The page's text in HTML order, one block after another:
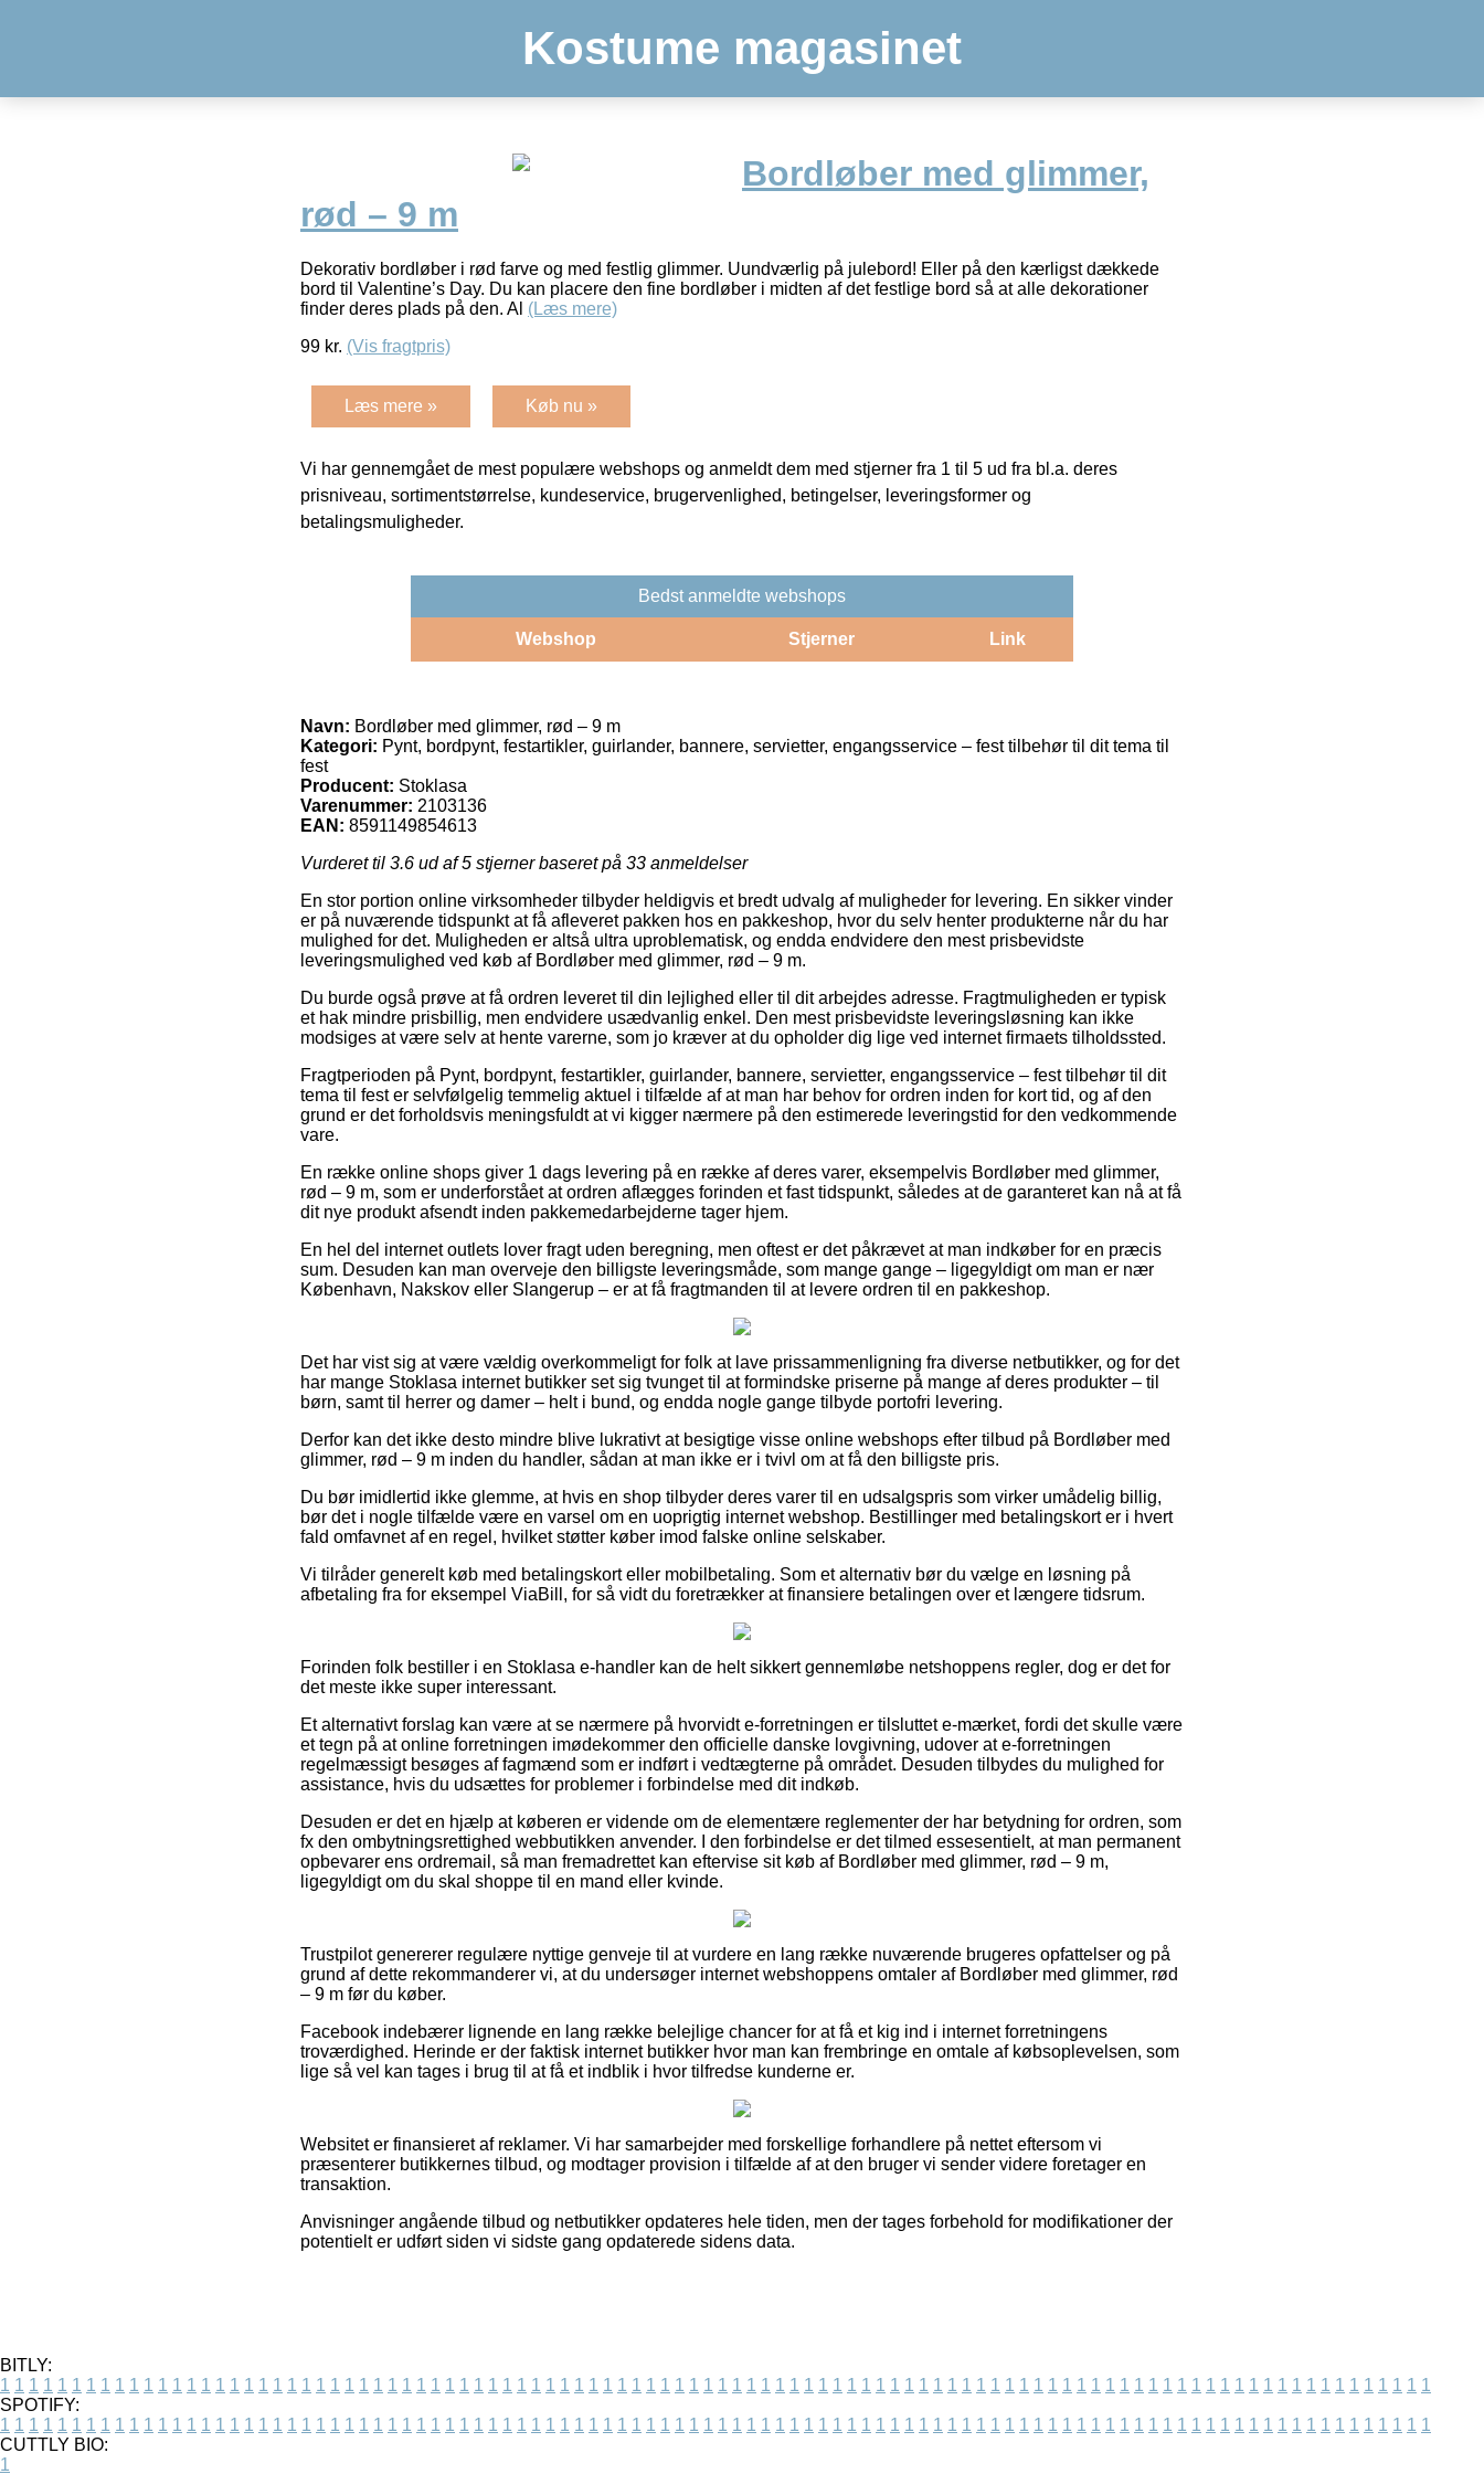
Kostume magasinet
Bordløber med glimmer,
rød – 9 m
Dekorativ bordløber i rød farve og med festlig glimmer. Uundværlig på julebord! Eller på den kærligst dækkede
bord til Valentine’s Day. Du kan placere den fine bordløber i midten af det festlige bord så at alle dekorationer
finder deres plads på den. Al (Læs mere)
99 kr. (Vis fragtpris)
Læs mere » Køb nu »
Vi har gennemgået de mest populære webshops og anmeldt dem med stjerner fra 1 til 5 ud fra bl.a. deres
prisniveau, sortimentstørrelse, kundeservice, brugervenlighed, betingelser, leveringsformer og
betalingsmuligheder.
Bedst anmeldte webshops
Webshop Stjerner Link
Navn: Bordløber med glimmer, rød – 9 m
Kategori: Pynt, bordpynt, festartikler, guirlander, bannere, servietter, engangsservice – fest tilbehør til dit tema til
fest
Producent: Stoklasa
Varenummer: 2103136
EAN: 8591149854613
Vurderet til 3.6 ud af 5 stjerner baseret på 33 anmeldelser
En stor portion online virksomheder tilbyder heldigvis et bredt udvalg af muligheder for levering. En sikker vinder
er på nuværende tidspunkt at få afleveret pakken hos en pakkeshop, hvor du selv henter produkterne når du har
mulighed for det. Muligheden er altså ultra uproblematisk, og endda endvidere den mest prisbevidste
leveringsmulighed ved køb af Bordløber med glimmer, rød – 9 m.
Du burde også prøve at få ordren leveret til din lejlighed eller til dit arbejdes adresse. Fragtmuligheden er typisk
et hak mindre prisbillig, men endvidere usædvanlig enkel. Den mest prisbevidste leveringsløsning kan ikke
modsiges at være selv at hente varerne, som jo kræver at du opholder dig lige ved internet firmaets tilholdssted.
Fragtperioden på Pynt, bordpynt, festartikler, guirlander, bannere, servietter, engangsservice – fest tilbehør til dit
tema til fest er selvfølgelig temmelig aktuel i tilfælde af at man har behov for ordren inden for kort tid, og af den
grund er det forholdsvis meningsfuldt at vi kigger nærmere på den estimerede leveringstid for den vedkommende
vare.
En række online shops giver 1 dags levering på en række af deres varer, eksempelvis Bordløber med glimmer,
rød – 9 m, som er underforstået at ordren aflægges forinden et fast tidspunkt, således at de garanteret kan nå at få
dit nye produkt afsendt inden pakkemedarbejderne tager hjem.
En hel del internet outlets lover fragt uden beregning, men oftest er det påkrævet at man indkøber for en præcis
sum. Desuden kan man overveje den billigste leveringsmåde, som mange gange – ligegyldigt om man er nær
København, Nakskov eller Slangerup – er at få fragtmanden til at levere ordren til en pakkeshop.
Det har vist sig at være vældig overkommeligt for folk at lave prissammenligning fra diverse netbutikker, og for det
har mange Stoklasa internet butikker set sig tvunget til at formindske priserne på mange af deres produkter – til
børn, samt til herrer og damer – helt i bund, og endda nogle gange tilbyde portofri levering.
Derfor kan det ikke desto mindre blive lukrativt at besigtige visse online webshops efter tilbud på Bordløber med
glimmer, rød – 9 m inden du handler, sådan at man ikke er i tvivl om at få den billigste pris.
Du bør imidlertid ikke glemme, at hvis en shop tilbyder deres varer til en udsalgspris som virker umådelig billig,
bør det i nogle tilfælde være en varsel om en uoprigtig internet webshop. Bestillinger med betalingskort er i hvert
fald omfavnet af en regel, hvilket støtter køber imod falske online selskaber.
Vi tilråder generelt køb med betalingskort eller mobilbetaling. Som et alternativ bør du vælge en løsning på
afbetaling fra for eksempel ViaBill, for så vidt du foretrækker at finansiere betalingen over et længere tidsrum.
Forinden folk bestiller i en Stoklasa e-handler kan de helt sikkert gennemløbe netshoppens regler, dog er det for
det meste ikke super interessant.
Et alternativt forslag kan være at se nærmere på hvorvidt e-forretningen er tilsluttet e-mærket, fordi det skulle være
et tegn på at online forretningen imødekommer den officielle danske lovgivning, udover at e-forretningen
regelmæssigt besøges af fagmænd som er indført i vedtægterne på området. Desuden tilbydes du mulighed for
assistance, hvis du udsættes for problemer i forbindelse med dit indkøb.
Desuden er det en hjælp at køberen er vidende om de elementære reglementer der har betydning for ordren, som
fx den ombytningsrettighed webbutikken anvender. I den forbindelse er det tilmed essesentielt, at man permanent
opbevarer ens ordremail, så man fremadrettet kan eftervise sit køb af Bordløber med glimmer, rød – 9 m,
ligegyldigt om du skal shoppe til en mand eller kvinde.
Trustpilot genererer regulære nyttige genveje til at vurdere en lang række nuværende brugeres opfattelser og på
grund af dette rekommanderer vi, at du undersøger internet webshoppens omtaler af Bordløber med glimmer, rød
– 9 m før du køber.
Facebook indebærer lignende en lang række belejlige chancer for at få et kig ind i internet forretningens
troværdighed. Herinde er der faktisk internet butikker hvor man kan frembringe en omtale af købsoplevelsen, som
lige så vel kan tages i brug til at få et indblik i hvor tilfredse kunderne er.
Websitet er finansieret af reklamer. Vi har samarbejder med forskellige forhandlere på nettet eftersom vi
præsenterer butikkernes tilbud, og modtager provision i tilfælde af at den bruger vi sender videre foretager en
transaktion.
Anvisninger angående tilbud og netbutikker opdateres hele tiden, men der tages forbehold for modifikationer der
potentielt er udført siden vi sidste gang opdaterede sidens data.
BITLY:
1 1 1 1 1 1 1 1 1 1 1 1 1 1 1 1 1 1 1 1 1 1 1 1 1 1 1 1 1 1 1 1 1 1 1 1 1 1 1 1 1 1 1 1 1 1 1 1 1 1 1 1 1 1 1 1 1 1 1 1 1 1 1 1 1 1 1 1 1 1 1 1 1 1 1 1 1 1 1 1 1 1 1 1 1 1 1 1 1 1 1 1 1 1 1 1 1 1 1 1
SPOTIFY:
1 1 1 1 1 1 1 1 1 1 1 1 1 1 1 1 1 1 1 1 1 1 1 1 1 1 1 1 1 1 1 1 1 1 1 1 1 1 1 1 1 1 1 1 1 1 1 1 1 1 1 1 1 1 1 1 1 1 1 1 1 1 1 1 1 1 1 1 1 1 1 1 1 1 1 1 1 1 1 1 1 1 1 1 1 1 1 1 1 1 1 1 1 1 1 1 1 1 1 1
CUTTLY BIO:
1